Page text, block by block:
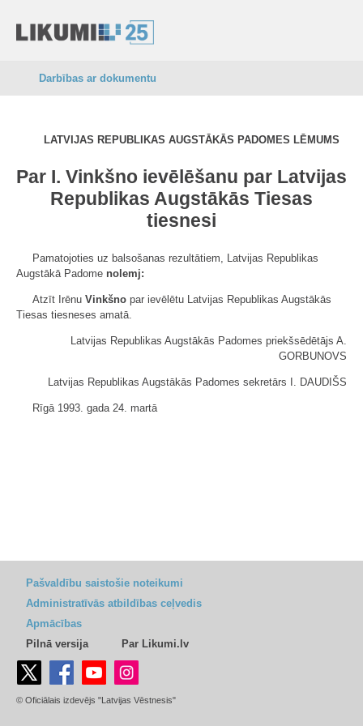
Darbības ar dokumentu
LATVIJAS REPUBLIKAS AUGSTĀKĀS PADOMES LĒMUMS
Par I. Vinkšno ievēlēšanu par Latvijas
Republikas Augstākās Tiesas
tiesnesi
Pamatojoties uz balsošanas rezultātiem, Latvijas Republikas
Augstākā Padome nolemj:
Atzīt Irēnu Vinkšno par ievēlētu Latvijas Republikas Augstākās
Tiesas tiesneses amatā.
Latvijas Republikas Augstākās Padomes priekšsēdētājs A.
GORBUNOVS
Latvijas Republikas Augstākās Padomes sekretārs I. DAUDIŠS
Rīgā 1993. gada 24. martā
Pašvaldību saistošie noteikumi
Administratīvās atbildības ceļvedis
Apmācības
Pilnā versija
Par Likumi.lv
© Oficiālais izdevējs "Latvijas Vēstnesis"